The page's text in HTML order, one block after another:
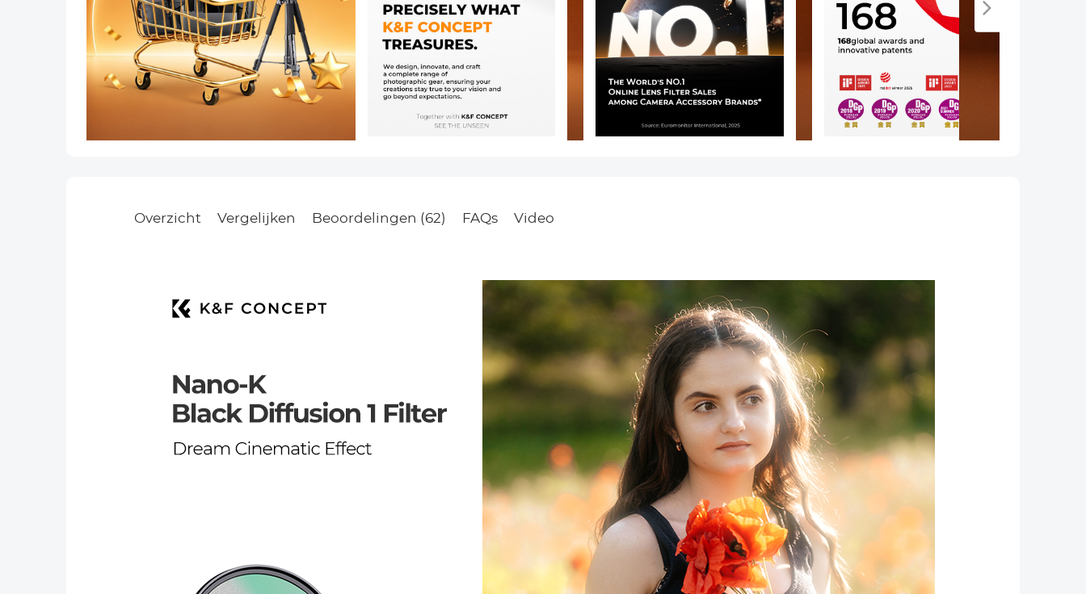
Overzicht Vergelijken Beoordelingen (62) FAQs Video